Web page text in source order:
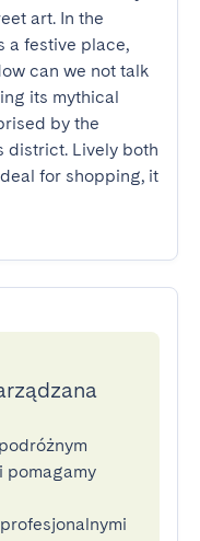
art. In the
a festive place,
can we not talk
its mythical
by the
district. Lively both
for shopping, it
pomagamy